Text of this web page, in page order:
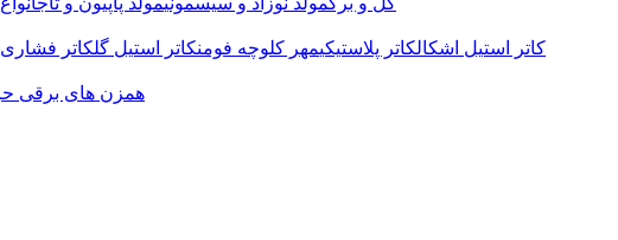
کاتر استیل اشکالکاتر پلاستیکیمهر کلوچه فومنکاتر استیل گلکاتر فشاری
همزن های برقی